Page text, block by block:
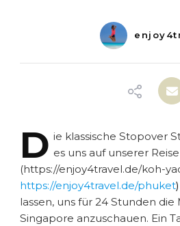
D ie klassische Stopover
es uns auf unserer
(https://enjoy4travel.de/koh-
https://enjoy4travel.de/phuket)
lassen, uns für 24 Stunden
Singapore anzuschauen. Ein